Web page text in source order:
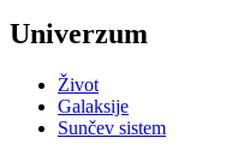
Univerzum
Život
Galaksije
Sunčev sistem